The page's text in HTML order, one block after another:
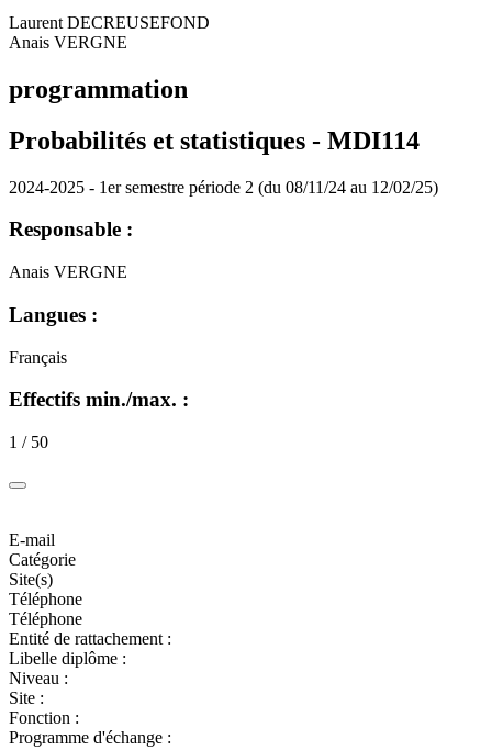
Laurent DECREUSEFOND
Anais VERGNE
programmation
Probabilités et statistiques - MDI114
2024-2025 - 1er semestre période 2 (du 08/11/24 au 12/02/25)
Responsable :
Anais VERGNE
Langues :
Français
Effectifs min./max. :
1 / 50
E-mail
Catégorie
Site(s)
Téléphone
Téléphone
Entité de rattachement :
Libelle diplôme :
Niveau :
Site :
Fonction :
Programme d'échange :